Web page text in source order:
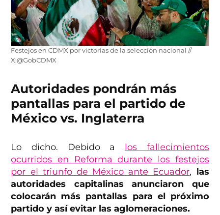
Festejos en CDMX por victorias de la selección nacional //
X:@GobCDMX
Autoridades pondrán más
pantallas para el partido de
México vs. Inglaterra
Lo dicho. Debido a los fallecimientos
ocurridos en Reforma durante los festejos
por el triunfo de México ante Ecuador, las
autoridades capitalinas anunciaron que
colocarán más pantallas para el próximo
partido y así evitar las aglomeraciones.